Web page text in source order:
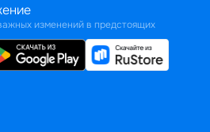
изменений в предстоящих